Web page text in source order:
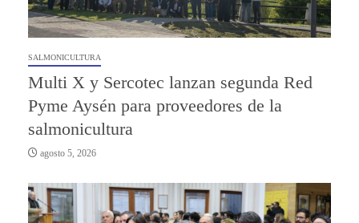
SALMONICULTURA
Multi X y Sercotec lanzan segunda Red
Pyme Aysén para proveedores de la
salmonicultura
agosto 5, 2026